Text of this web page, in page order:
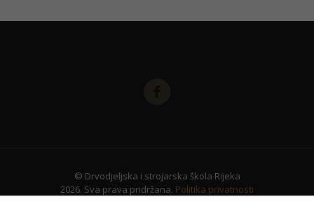
© Drvodjeljska i strojarska škola Rijeka
2026. Sva prava pridržana. Politika privatnosti